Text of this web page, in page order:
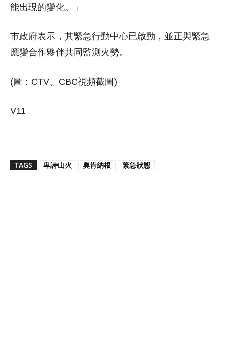
能出現的變化。」
市政府表示，其緊急行動中心已啟動，並正與緊急
應變合作夥伴共同監測火勢。
(圖：CTV、CBC視頻截圖)
V11
TAGS 卑詩山火 奧肯納根 緊急狀態